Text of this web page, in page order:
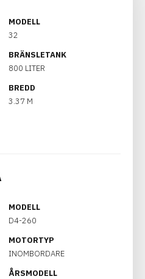
MODELL
32
BRÄNSLETANK
800 LITER
BREDD
3.37 M
MODELL
D4-260
MOTORTYP
INOMBORDARE
ÅRSMODELL